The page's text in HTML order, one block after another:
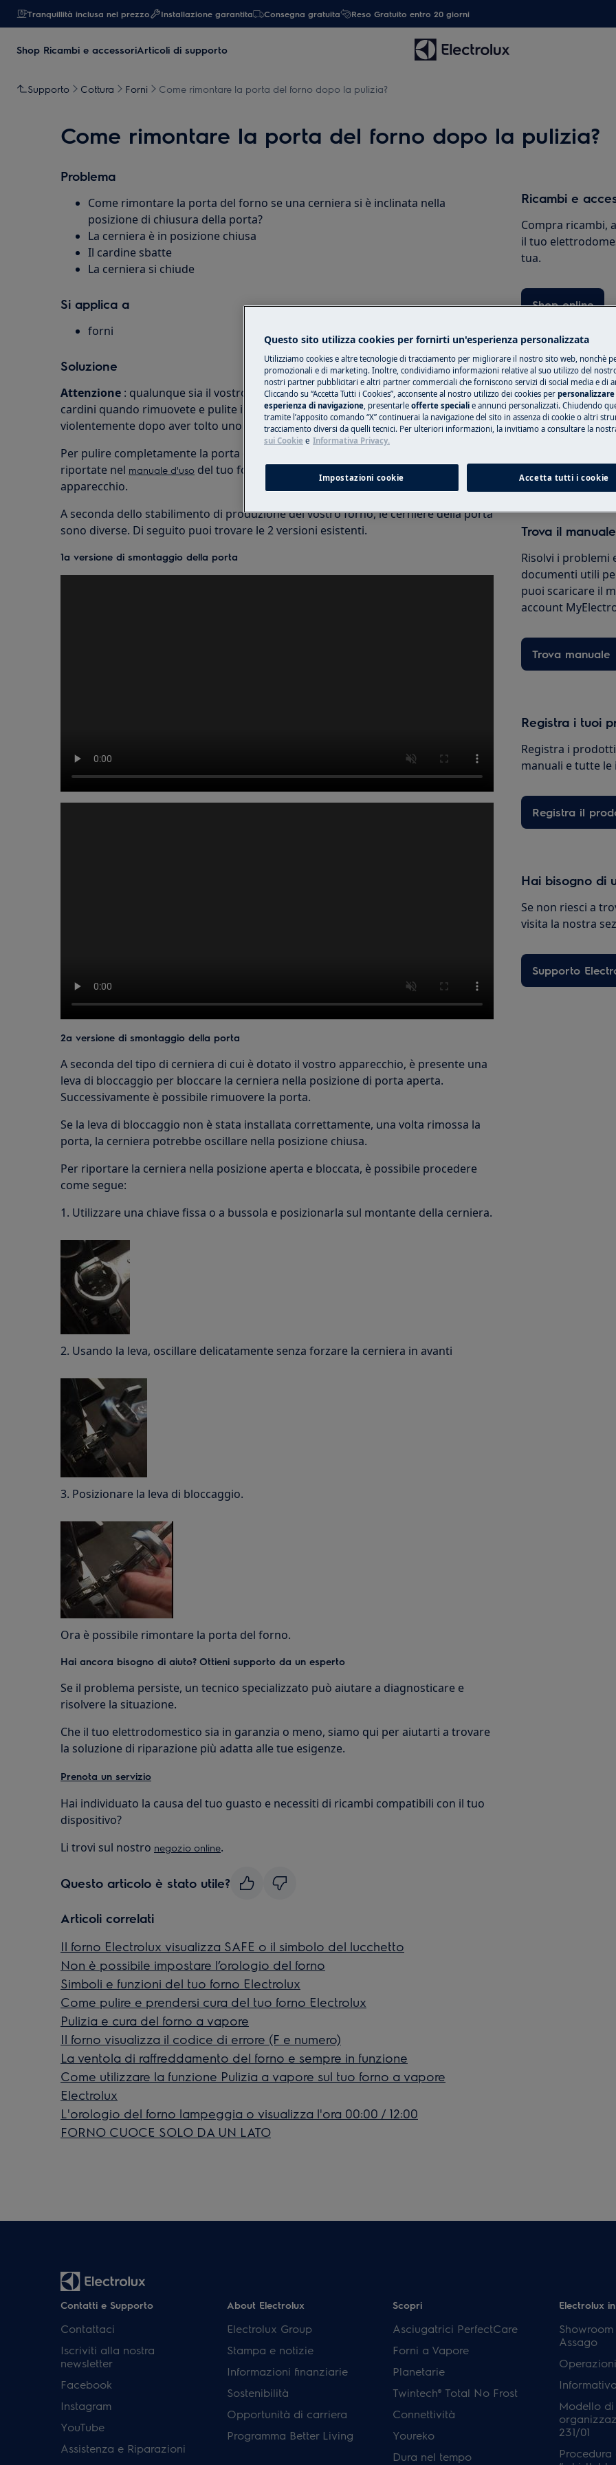
Tranquillità inclusa nel prezzo Installazione garantita Consegna gratuita Reso Gratuito entro 20 giorni
Shop Ricambi e accessoriArticoli di supporto
Supporto Cottura Forni Come rimontare la porta del forno dopo la pulizia?
Come rimontare la porta del forno dopo la pulizia?
Problema
Come rimontare la porta del forno se una cerniera si è inclinata nella
posizione di chiusura della porta?
La cerniera è in posizione chiusa
Il cardine sbatte
La cerniera si chiude
Si applica a
forni
Soluzione
Attenzione : qualunque sia il vostro forno, la porta non deve essere presente sui
cardini quando rimuovete e pulite i vetri interni. La porta potrebbe richiudersi
violentemente dopo aver tolto uno o due vetri, essendosi alleggerita.
Per pulire completamente la porta del forno, ti consigliamo di seguire le istruzioni
riportate nel manuale d'uso del tuo forno per smontare e pulire la porta del tuo
apparecchio.
A seconda dello stabilimento di produzione del vostro forno, le cerniere della porta
sono diverse. Di seguito puoi trovare le 2 versioni esistenti.
1a versione di smontaggio della porta
2a versione di smontaggio della porta
A seconda del tipo di cerniera di cui è dotato il vostro apparecchio, è presente una
leva di bloccaggio per bloccare la cerniera nella posizione di porta aperta.
Successivamente è possibile rimuovere la porta.
Se la leva di bloccaggio non è stata installata correttamente, una volta rimossa la
porta, la cerniera potrebbe oscillare nella posizione chiusa.
Per riportare la cerniera nella posizione aperta e bloccata, è possibile procedere
come segue:
1. Utilizzare una chiave fissa o a bussola e posizionarla sul montante della cerniera.
2. Usando la leva, oscillare delicatamente senza forzare la cerniera in avanti
3. Posizionare la leva di bloccaggio.
Ora è possibile rimontare la porta del forno.
Hai ancora bisogno di aiuto? Ottieni supporto da un esperto
Se il problema persiste, un tecnico specializzato può aiutare a diagnosticare e
risolvere la situazione.
Che il tuo elettrodomestico sia in garanzia o meno, siamo qui per aiutarti a trovare
la soluzione di riparazione più adatta alle tue esigenze.
Prenota un servizio
Hai individuato la causa del tuo guasto e necessiti di ricambi compatibili con il tuo
dispositivo?
Li trovi sul nostro negozio online.
Questo articolo è stato utile?
Articoli correlati
Il forno Electrolux visualizza SAFE o il simbolo del lucchetto
Non è possibile impostare l’orologio del forno
Simboli e funzioni del tuo forno Electrolux
Come pulire e prendersi cura del tuo forno Electrolux
Pulizia e cura del forno a vapore
Il forno visualizza il codice di errore (F e numero)
La ventola di raffreddamento del forno e sempre in funzione
Come utilizzare la funzione Pulizia a vapore sul tuo forno a vapore
Electrolux
L'orologio del forno lampeggia o visualizza l'ora 00:00 / 12:00
FORNO CUOCE SOLO DA UN LATO
Ricambi e
Compra ricambi,
il tuo
tua.
Shop online
Prenota una
Ripara il tuo
nostri centri
Prenota
Trova il
Risolvi i problemi
documenti utili
puoi scaricare il
account
Trova manuale
Registra i tuoi
Registra i
manuali e tutte
Registra il
Hai bisogno di
Se non riesci a
visita la nostra
Supporto
Contatti e Supporto
Contattaci
Iscriviti alla nostra
newsletter
Facebook
Instagram
YouTube
Assistenza e Riparazioni
About Electrolux
Electrolux Group
Stampa e notizie
Informazioni finanziarie
Sostenibilità
Opportunità di carriera
Programma Better Living
Scopri
Asciugatrici PerfectCare
Forni a Vapore
Planetarie
Twintech® Total No Frost
Connettività
Youreko
Dura nel tempo
Electrolux
Assago
Modello di
231/01
Questo sito utilizza cookies per fornirti un'esperienza personalizzata
Utilizziamo cookies e altre tecnologie di tracciamento per migliorare il nostro sito web, nonchè
promozionali e di marketing. Inoltre, condividiamo informazioni relative al suo utilizzo del
nostri partner pubblicitari e altri partner commerciali che forniscono servizi di social media e di
Cliccando su “Accetta Tutti i Cookies”, acconsente al nostro utilizzo dei cookies per personalizzare
esperienza di navigazione, presentarle offerte speciali e annunci personalizzati. Chiudendo
tramite l’apposito comando “X” continuerai la navigazione del sito in assenza di cookie o altri
tracciamento diversi da quelli tecnici. Per ulteriori informazioni, la invitiamo a consultare la
sui Cookie e Informativa Privacy.
Impostazioni cookie Accetta tutti i cookie